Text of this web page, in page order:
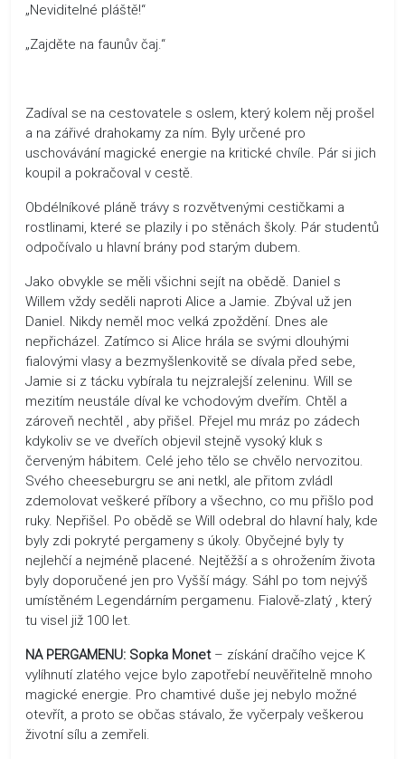
„Neviditelné pláště!“
„Zajděte na faunův čaj.“
Zadíval se na cestovatele s oslem, který kolem něj prošel
a na zářivé drahokamy za ním. Byly určené pro
uschovávání magické energie na kritické chvíle. Pár si jich
koupil a pokračoval v cestě.
Obdélníkové pláně trávy s rozvětvenými cestičkami a
rostlinami, které se plazily i po stěnách školy. Pár studentů
odpočívalo u hlavní brány pod starým dubem.
Jako obvykle se měli všichni sejít na obědě. Daniel s
Willem vždy seděli naproti Alice a Jamie. Zbýval už jen
Daniel. Nikdy neměl moc velká zpoždění. Dnes ale
nepřicházel. Zatímco si Alice hrála se svými dlouhými
fialovými vlasy a bezmyšlenkovitě se dívala před sebe,
Jamie si z tácku vybírala tu nejzralejší zeleninu. Will se
mezitím neustále díval ke vchodovým dveřím. Chtěl a
zároveň nechtěl , aby přišel. Přejel mu mráz po zádech
kdykoliv se ve dveřích objevil stejně vysoký kluk s
červeným hábitem. Celé jeho tělo se chvělo nervozitou.
Svého cheeseburgru se ani netkl, ale přitom zvládl
zdemolovat veškeré příbory a všechno, co mu přišlo pod
ruky. Nepřišel. Po obědě se Will odebral do hlavní haly, kde
byly zdi pokryté pergameny s úkoly. Obyčejné byly ty
nejlehčí a nejméně placené. Nejtěžší a s ohrožením života
byly doporučené jen pro Vyšší mágy. Sáhl po tom nejvýš
umístěném Legendárním pergamenu. Fialově-zlatý , který
tu visel již 100 let.
NA PERGAMENU: Sopka Monet– získání dračího vejce K
vylíhnutí zlatého vejce bylo zapotřebí neuvěřitelně mnoho
magické energie. Pro chamtivé duše jej nebylo možné
otevřít, a proto se občas stávalo, že vyčerpaly veškerou
životní sílu a zemřeli.